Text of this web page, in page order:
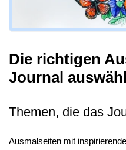
Die richtigen
Journal
Themen, die das
Ausmalseiten mit